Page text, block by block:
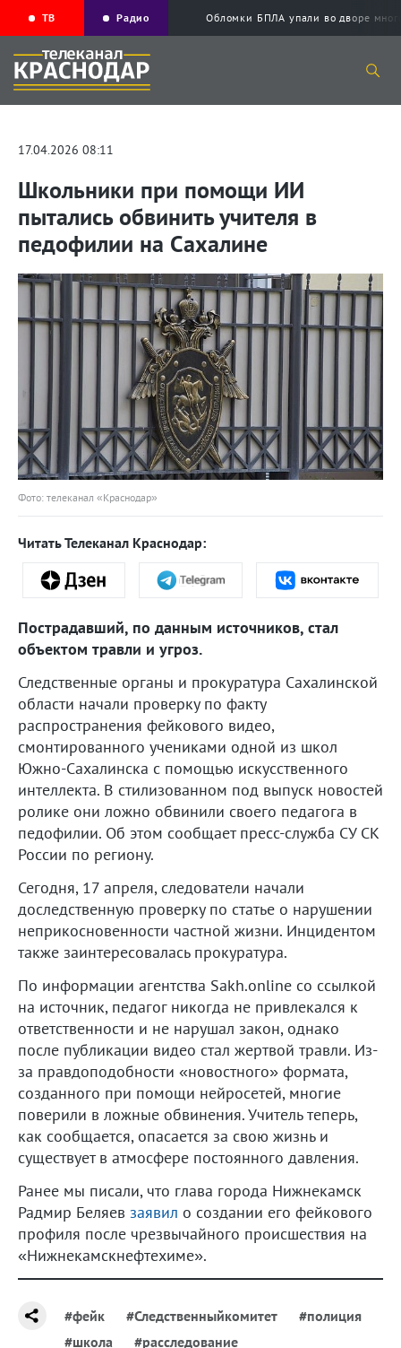
ТВ Радио Обломки БПЛА упали во дворе
17.04.2026 08:11
Школьники при помощи ИИ
пытались обвинить учителя в
педофилии на Сахалине
Фото: телеканал «Краснодар»
Читать Телеканал Краснодар:
Пострадавший, по данным источников, стал
объектом травли и угроз.
Следственные органы и прокуратура Сахалинской
области начали проверку по факту
распространения фейкового видео,
смонтированного учениками одной из школ
Южно-Сахалинска с помощью искусственного
интеллекта. В стилизованном под выпуск новостей
ролике они ложно обвинили своего педагога в
педофилии. Об этом сообщает пресс-служба СУ СК
России по региону.
Сегодня, 17 апреля, следователи начали
доследственную проверку по статье о нарушении
неприкосновенности частной жизни. Инцидентом
также заинтересовалась прокуратура.
По информации агентства Sakh.online со ссылкой
на источник, педагог никогда не привлекался к
ответственности и не нарушал закон, однако
после публикации видео стал жертвой травли. Из-
за правдоподобности «новостного» формата,
созданного при помощи нейросетей, многие
поверили в ложные обвинения. Учитель теперь,
как сообщается, опасается за свою жизнь и
существует в атмосфере постоянного давления.
Ранее мы писали, что глава города Нижнекамск
Радмир Беляев заявил о создании его фейкового
профиля после чрезвычайного происшествия на
«Нижнекамскнефтехиме».
#фейк #Следственныйкомитет
#полиция
#школа
#расследование